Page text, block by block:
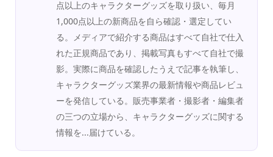
点以上のキャラクターグッズを取り扱い、毎月
1,000点以上の新商品を自ら確認・選定してい
る。メディアで紹介する商品はすべて自社で仕入
れた正規商品であり、掲載写真もすべて自社で撮
影。実際に商品を確認したうえで記事を執筆し、
キャラクターグッズ業界の最新情報や商品レビュ
ーを発信している。販売事業者・撮影者・編集者
の三つの立場から、キャラクターグッズに関する
情報を...届けている。